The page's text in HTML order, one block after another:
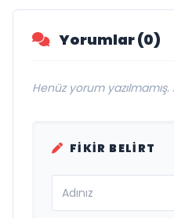
Yorumlar (0)
Henüz yorum
FIKIR BELIRT